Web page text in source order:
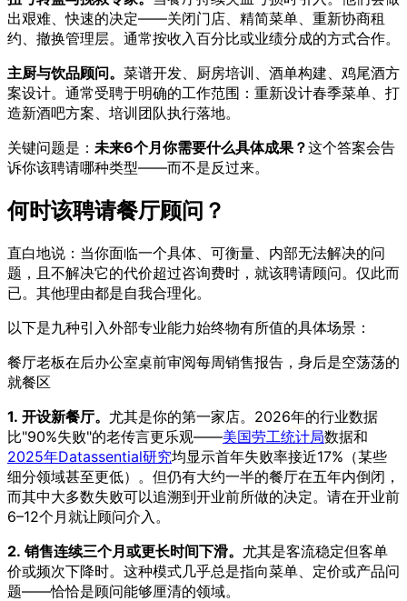
出艰难、快速的决定——关闭门店、精简菜单、重新协商租
约、撤换管理层。通常按收入百分比或业绩分成的方式合作。
主厨与饮品顾问。 菜谱开发、厨房培训、酒单构建、鸡尾酒方
案设计。通常受聘于明确的工作范围：重新设计春季菜单、打
造新酒吧方案、培训团队执行落地。
关键问题是： 未来6个月你需要什么具体成果？这个答案会告
诉你该聘请哪种类型——而不是反过来。
何时该聘请餐厅顾问？
直白地说：当你面临一个具体、可衡量、内部无法解决的问
题，且不解决它的代价超过咨询费时，就该聘请顾问。仅此而
已。其他理由都是自我合理化。
以下是九种引入外部专业能力始终物有所值的具体场景：
餐厅老板在后办公室桌前审阅每周销售报告，身后是空荡荡的
就餐区
1. 开设新餐厅。 尤其是你的第一家店。2026年的行业数据
比"90%失败"的老传言更乐观——美国劳工统计局数据和
2025年Datassential研究均显示首年失败率接近17%（某些
细分领域甚至更低）。但仍有大约一半的餐厅在五年内倒闭，
而其中大多数失败可以追溯到开业前所做的决定。请在开业前
6–12个月就让顾问介入。
2. 销售连续三个月或更长时间下滑。 尤其是客流稳定但客单
价或频次下降时。这种模式几乎总是指向菜单、定价或产品问
题——恰恰是顾问能够厘清的领域。